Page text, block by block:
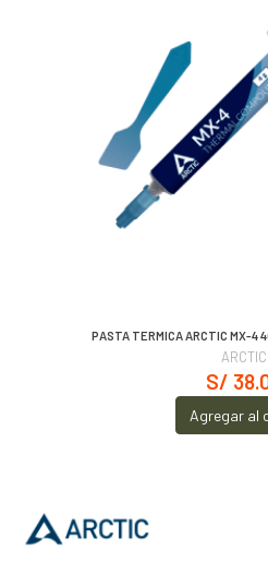
PASTA TERMICA ARCTIC MX-4
ARCTIC
S/
Agregar al